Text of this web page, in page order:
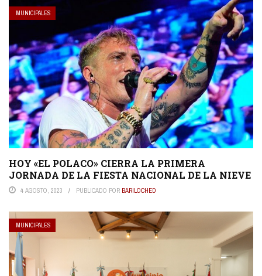
MUNICIPALES
HOY «EL POLACO» CIERRA LA PRIMERA
JORNADA DE LA FIESTA NACIONAL DE LA NIEVE
4 AGOSTO, 2023 PUBLICADO POR BARILOCHED
MUNICIPALES